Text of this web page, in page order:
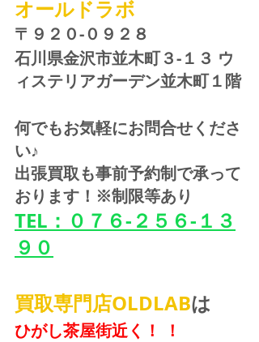
オールドラボ
〒９２０-０９２８
石川県金沢市並木町３-１３ ウ
ィステリアガーデン並木町１階
何でもお気軽にお問合せくださ
い♪
出張買取も事前予約制で承って
おります！※制限等あり
TEL：０７６-２５６-１３
９０
買取専門店OLDLABは
ひがし茶屋街近く！ ！